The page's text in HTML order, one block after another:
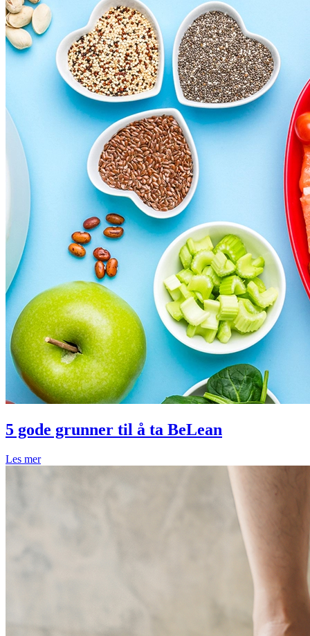
5 gode grunner til å ta BeLean
Les mer